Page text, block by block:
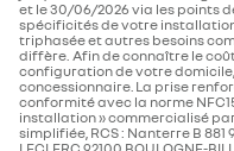
Sellerie tissu noire
1 feu de recul
puissance
architecture caisse
C
D
E
et le 30/06/2026 via les points
spécificités de votre
triphasée et autres besoins
diffère. Afin de connaître le
configuration de votre
concessionnaire. La prise
conformité avec la norme
installation » commercialisé
simplifiée, RCS : Nanterre B 881